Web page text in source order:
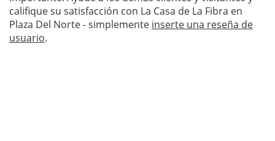
califique su satisfacción con La Casa de La Fibra en
Plaza Del Norte - simplemente inserte una reseña de
usuario.